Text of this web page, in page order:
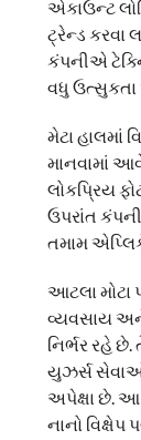
એકાઉન્ટ
ટ્રેન્ડ કરવા
કંપનીએ
વધુ ઉત્સુકતા
મેટા હાલમાં
માનવામાં
લોકપ્રિય
ઉપરાંત
તમામ
આટલા મોટા
વ્યવસાય અને
નિર્ભર રહે
યુઝર્સ સેવાઓ
અપેક્ષા છે. આ
નાનો